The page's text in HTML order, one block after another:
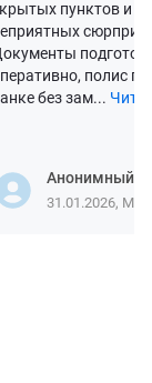
пунктов и
полис
без зам...
Анонимный
31.01.2026,